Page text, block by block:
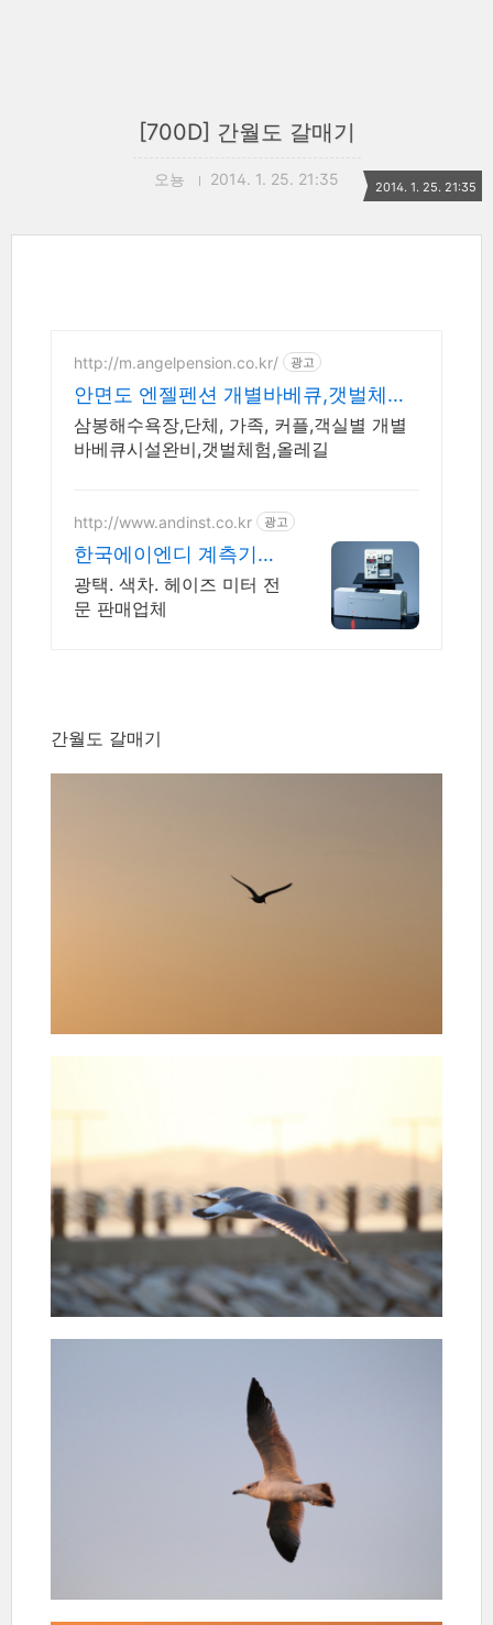
[700D] 간월도 갈매기
오뇽 2014. 1. 25. 21:35 2014. 1. 25. 21:35
http://m.angelpension.co.kr/ 광고
안면도 엔젤펜션 개별바베큐,갯벌체험
도구 대여
삼봉해수욕장,단체, 가족, 커플,객실별 개별
바베큐시설완비,갯벌체험,올레길
http://www.andinst.co.kr 광고
한국에이엔디 계측기사
업부 만족도를 충족시킬
수있는 제품
광택. 색차. 헤이즈 미터 전
문 판매업체
간월도 갈매기